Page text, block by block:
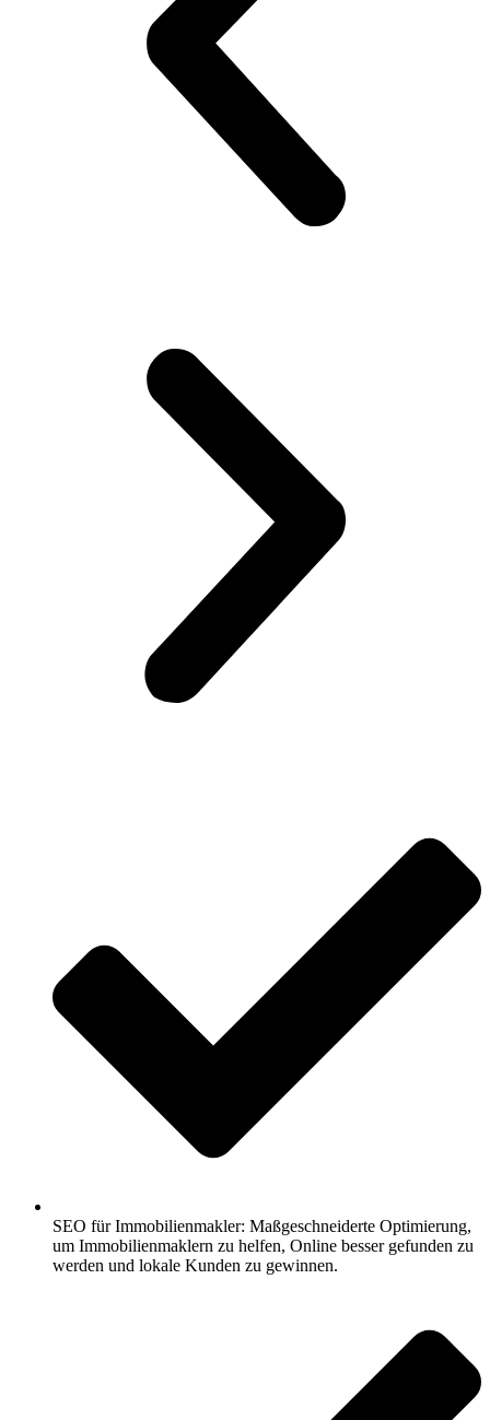
SEO für Immobilienmakler: Maßgeschneiderte Optimierung,
um Immobilienmaklern zu helfen, Online besser gefunden zu
werden und lokale Kunden zu gewinnen.